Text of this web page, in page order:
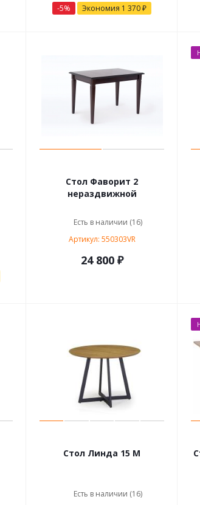
-5% Экономия 1 370₽
Стол Фаворит 2
нераздвижной
Есть в наличии (16)
Артикул: 550303VR
24 800 ₽
Стол Линда 15 М
Есть в наличии (16)